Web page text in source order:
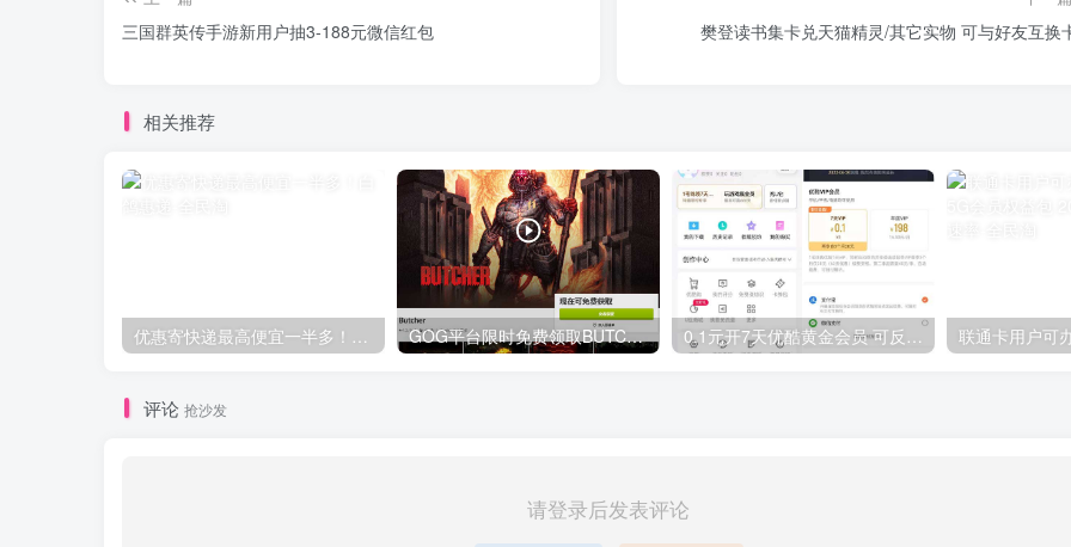
三国群英传手游新用户抽3-188元微信红包
樊登读书集卡兑天猫精灵/其它实物 可与好友互换
相关推荐
优惠寄快递最高便宜一半多！白鸽惠递 GOG平台限时免费领取BUTCHER（屠夫） 0.1元开7天优酷黄金会员 可反复开通需要关闭自动续费
评论 抢沙发
请登录后发表评论